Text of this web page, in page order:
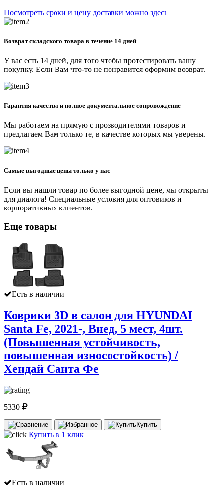
Посмотреть сроки и цену доставки можно здесь
Возврат складского товара в течение 14 дней
У вас есть 14 дней, для того чтобы протестировать вашу
покупку. Если Вам что-то не понравится оформим возврат.
Гарантия качества и полное документальное сопровождение
Мы работаем на прямую с прозводителями товаров и
предлагаем Вам только те, в качестве которых мы уверены.
Самые выгодные цены только у нас
Если вы нашли товар по более выгодной цене, мы открыты
для диалога! Специальные условия для оптовиков и
корпоративных клиентов.
Еще товары
Есть в наличии
Коврики 3D в салон для HYUNDAI
Santa Fe, 2021-, Внед, 5 мест, 4шт.
(Повышенная устойчивость,
повышенная износостойкость) /
Хендай Санта Фе
5330
Купить
Купить в 1 клик
Есть в наличии